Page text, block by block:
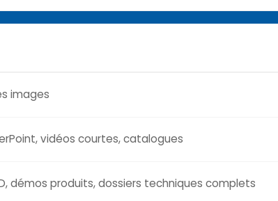
images
vidéos courtes, catalogues
démos produits, dossiers techniques complets